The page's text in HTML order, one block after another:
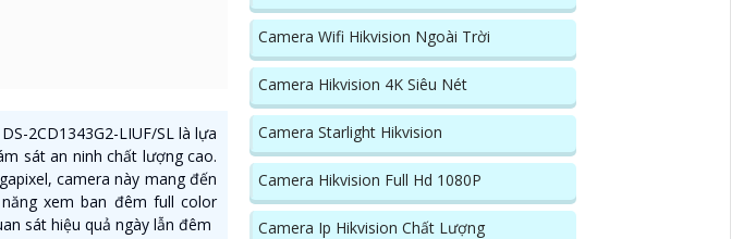
2CD1343G2-LIUF/SL là lựa
sát an ninh chất lượng cao.
camera này mang đến
xem ban đêm full color
sát hiệu quả ngày lẫn đêm
Camera Wifi Hikvision Ngoài Trời
Camera Hikvision 4K Siêu Nét
Camera Starlight Hikvision
Camera Hikvision Full Hd 1080P
Camera Ip Hikvision Chất Lượng